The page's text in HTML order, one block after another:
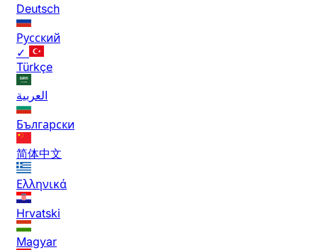
Deutsch
Русский
✓
Türkçe
العربية
Български
简体中文
Ελληνικά
Hrvatski
Magyar